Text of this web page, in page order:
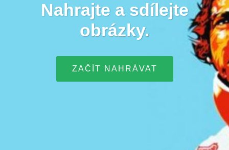
Nahrajte a sdílejte
obrázky.
ZAČÍT NAHRÁVAT